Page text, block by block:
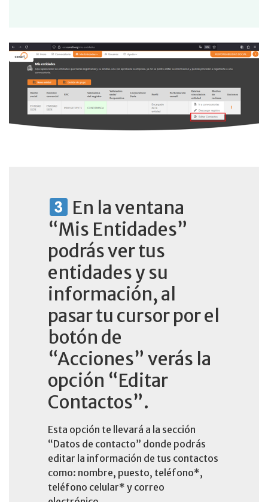
En la ventana
“Mis Entidades”
podrás ver tus
entidades y su
información, al
pasar tu cursor por el
botón de
“Acciones” verás la
opción “Editar
Contactos”.
Esta opción te llevará a la sección
“Datos de contacto” donde podrás
editar la información de tus contactos
como: nombre, puesto, teléfono*,
teléfono celular* y correo